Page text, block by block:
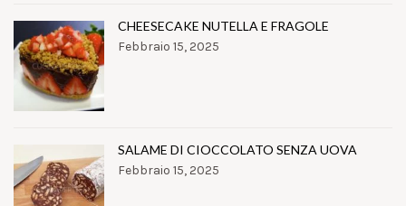
CHEESECAKE NUTELLA E FRAGOLE
Febbraio 15, 2025
SALAME DI CIOCCOLATO SENZA UOVA
Febbraio 15, 2025